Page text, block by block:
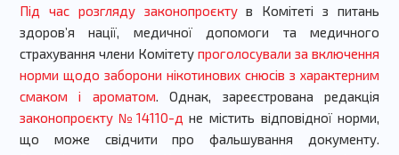
Під час розгляду законопроєктув Комітеті з питань
здоровʼя нації, медичної допомоги та медичного
страхування члени Комітетупроголосували за включення
норми щодо заборони нікотинових снюсів з характерним
смаком і ароматом. Однак, зареєстрована редакція
законопроєкту №14110-д не містить відповідної норми,
що може свідчити про фальшування документу.